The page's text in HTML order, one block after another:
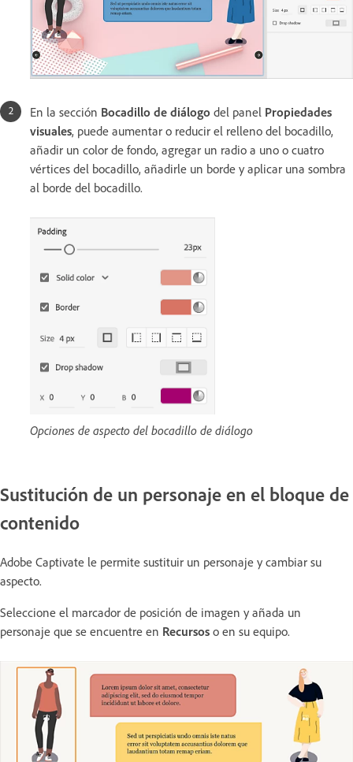
En la sección Bocadillo de diálogo del panel Propiedades
visuales, puede aumentar o reducir el relleno del bocadillo,
añadir un color de fondo, agregar un radio a uno o cuatro
vértices del bocadillo, añadirle un borde y aplicar una sombra
al borde del bocadillo.
Opciones de aspecto del bocadillo de diálogo
Sustitución de un personaje en el bloque de
contenido
Adobe Captivate le permite sustituir un personaje y cambiar su
aspecto.
Seleccione el marcador de posición de imagen y añada un
personaje que se encuentre en Recursos o en su equipo.